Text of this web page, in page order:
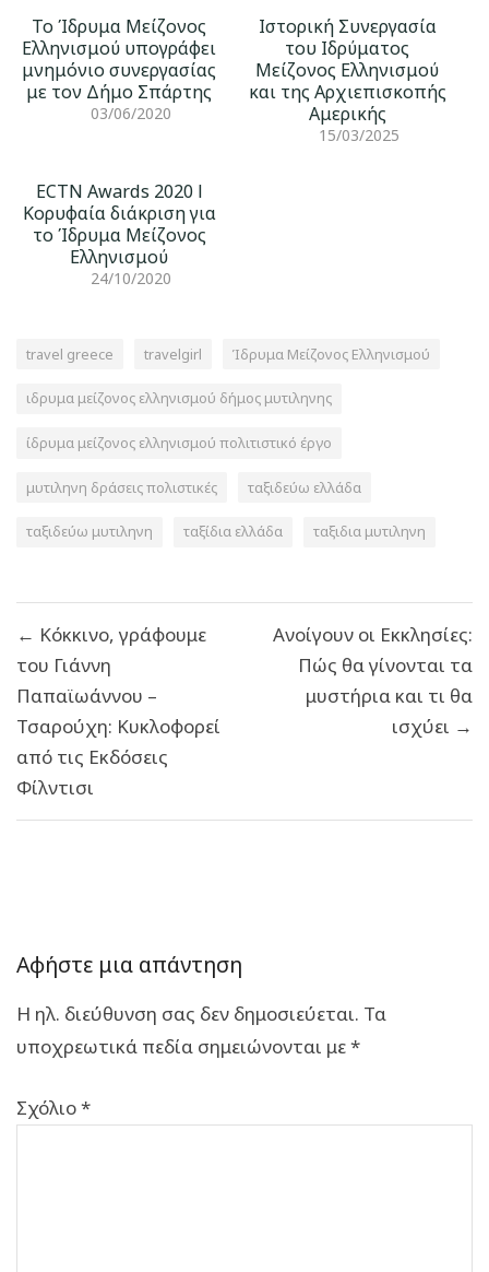
Το Ίδρυμα Μείζονος
Ελληνισμού υπογράφει
μνημόνιο συνεργασίας
με τον Δήμο Σπάρτης
03/06/2020
Ιστορική Συνεργασία
του Ιδρύματος
Μείζονος Ελληνισμού
και της Αρχιεπισκοπής
Αμερικής
15/03/2025
ECTN Awards 2020 l
Κορυφαία διάκριση για
το Ίδρυμα Μείζονος
Ελληνισμού
24/10/2020
travel greece travelgirl Ίδρυμα Μείζονος Ελληνισμού
ιδρυμα μείζονος ελληνισμού δήμος μυτιληνης
ίδρυμα μείζονος ελληνισμού πολιτιστικό έργο
μυτιληνη δράσεις πολιστικές ταξιδεύω ελλάδα
ταξιδεύω μυτιληνη ταξίδια ελλάδα ταξιδια μυτιληνη
άρθρων
← Κόκκινο, γράφουμε
του Γιάννη
Παπαϊωάννου –
Τσαρούχη: Κυκλοφορεί
από τις Εκδόσεις
Φίλντισι
Ανοίγουν οι Εκκλησίες:
Πώς θα γίνονται τα
μυστήρια και τι θα
ισχύει →
Αφήστε μια απάντηση
Η ηλ. διεύθυνση σας δεν δημοσιεύεται. Τα
υποχρεωτικά πεδία σημειώνονται με*
Σχόλιο*